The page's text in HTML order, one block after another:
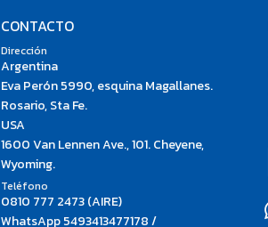
CONTACTO
Dirección
Argentina
Eva Perón 5990, esquina Magallanes.
Rosario, Sta Fe.
USA
1600 Van Lennen Ave., 101. Cheyene,
Wyoming.
Teléfono
0810 777 2473 (AIRE)
WhatsApp 5493413477178 /